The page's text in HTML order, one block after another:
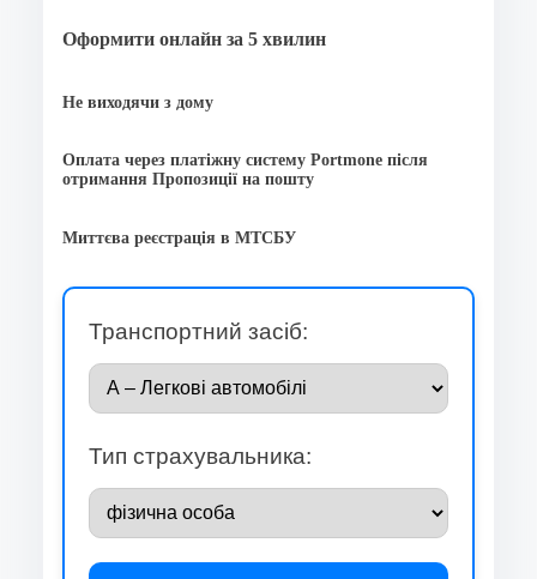
Оформити онлайн за 5 хвилин
Не виходячи з дому
Оплата через платіжну систему Portmone після
отримання Пропозиції на пошту
Миттєва реєстрація в МТСБУ
Транспортний засіб:
Тип страхувальника: